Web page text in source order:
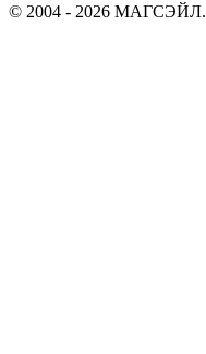
© 2004 - 2026 МАГСЭЙЛ.